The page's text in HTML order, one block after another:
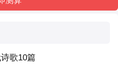
歌10篇